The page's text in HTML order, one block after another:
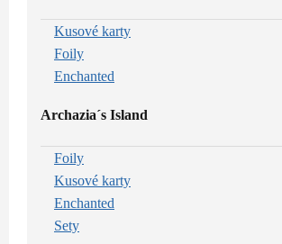
Kusové karty
Foily
Enchanted
Archazia´s Island
Foily
Kusové karty
Enchanted
Sety